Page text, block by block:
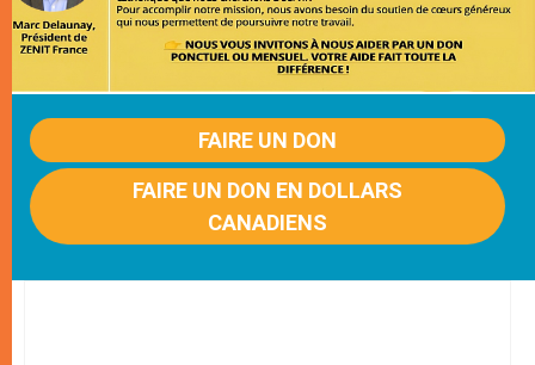
FAIRE UN DON
FAIRE UN DON EN DOLLARS
CANADIENS